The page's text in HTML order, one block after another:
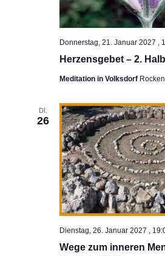
Herzensgebet – 2.
Donnerstag, 21. Januar 2027 ,
Meditation in Volksdorf
DI.
26
Wege zum inneren
Dienstag, 26. Januar 2027 ,